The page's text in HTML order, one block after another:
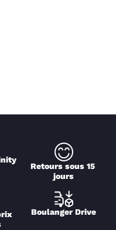
Retours sous 15
jours
Boulanger Drive